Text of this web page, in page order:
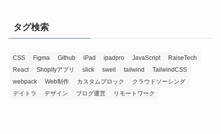
投
記
事
タグ検索
CSS Figma Github iPad ipadpro JavaScript
RaiseTech
React
Shopifyアプリ slick swell tailwind
TailwindCSS
webpack
Web制作 カスタムブロック
クラウドソーシング
デイトラ
デザイン ブログ運営 リモートワーク